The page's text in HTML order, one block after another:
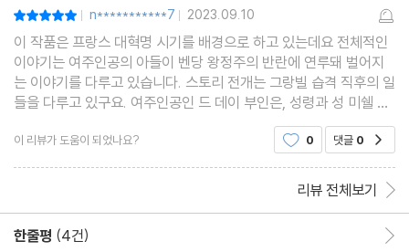
| n***********7 | 2023.09.10
이 작품은 프랑스 대혁명 시기를 배경으로 하고 있는데요 전체적인
이야기는 여주인공의 아들이 벤당 왕정주의 반란에 연루돼 벌어지
는 이야기를 다루고 있습니다. 스토리 전개는 그랑빌 습격 직후의 일
들을 다루고 있구요. 여주인공인 드 데이 부인은, 성령과 성 미쉘 기
르망디 지역에서 여유로인 시간을 보내던 중
이 리뷰가 도움이 되었나요? 0 댓글 0
리뷰 전체보기
한줄평 (4건)